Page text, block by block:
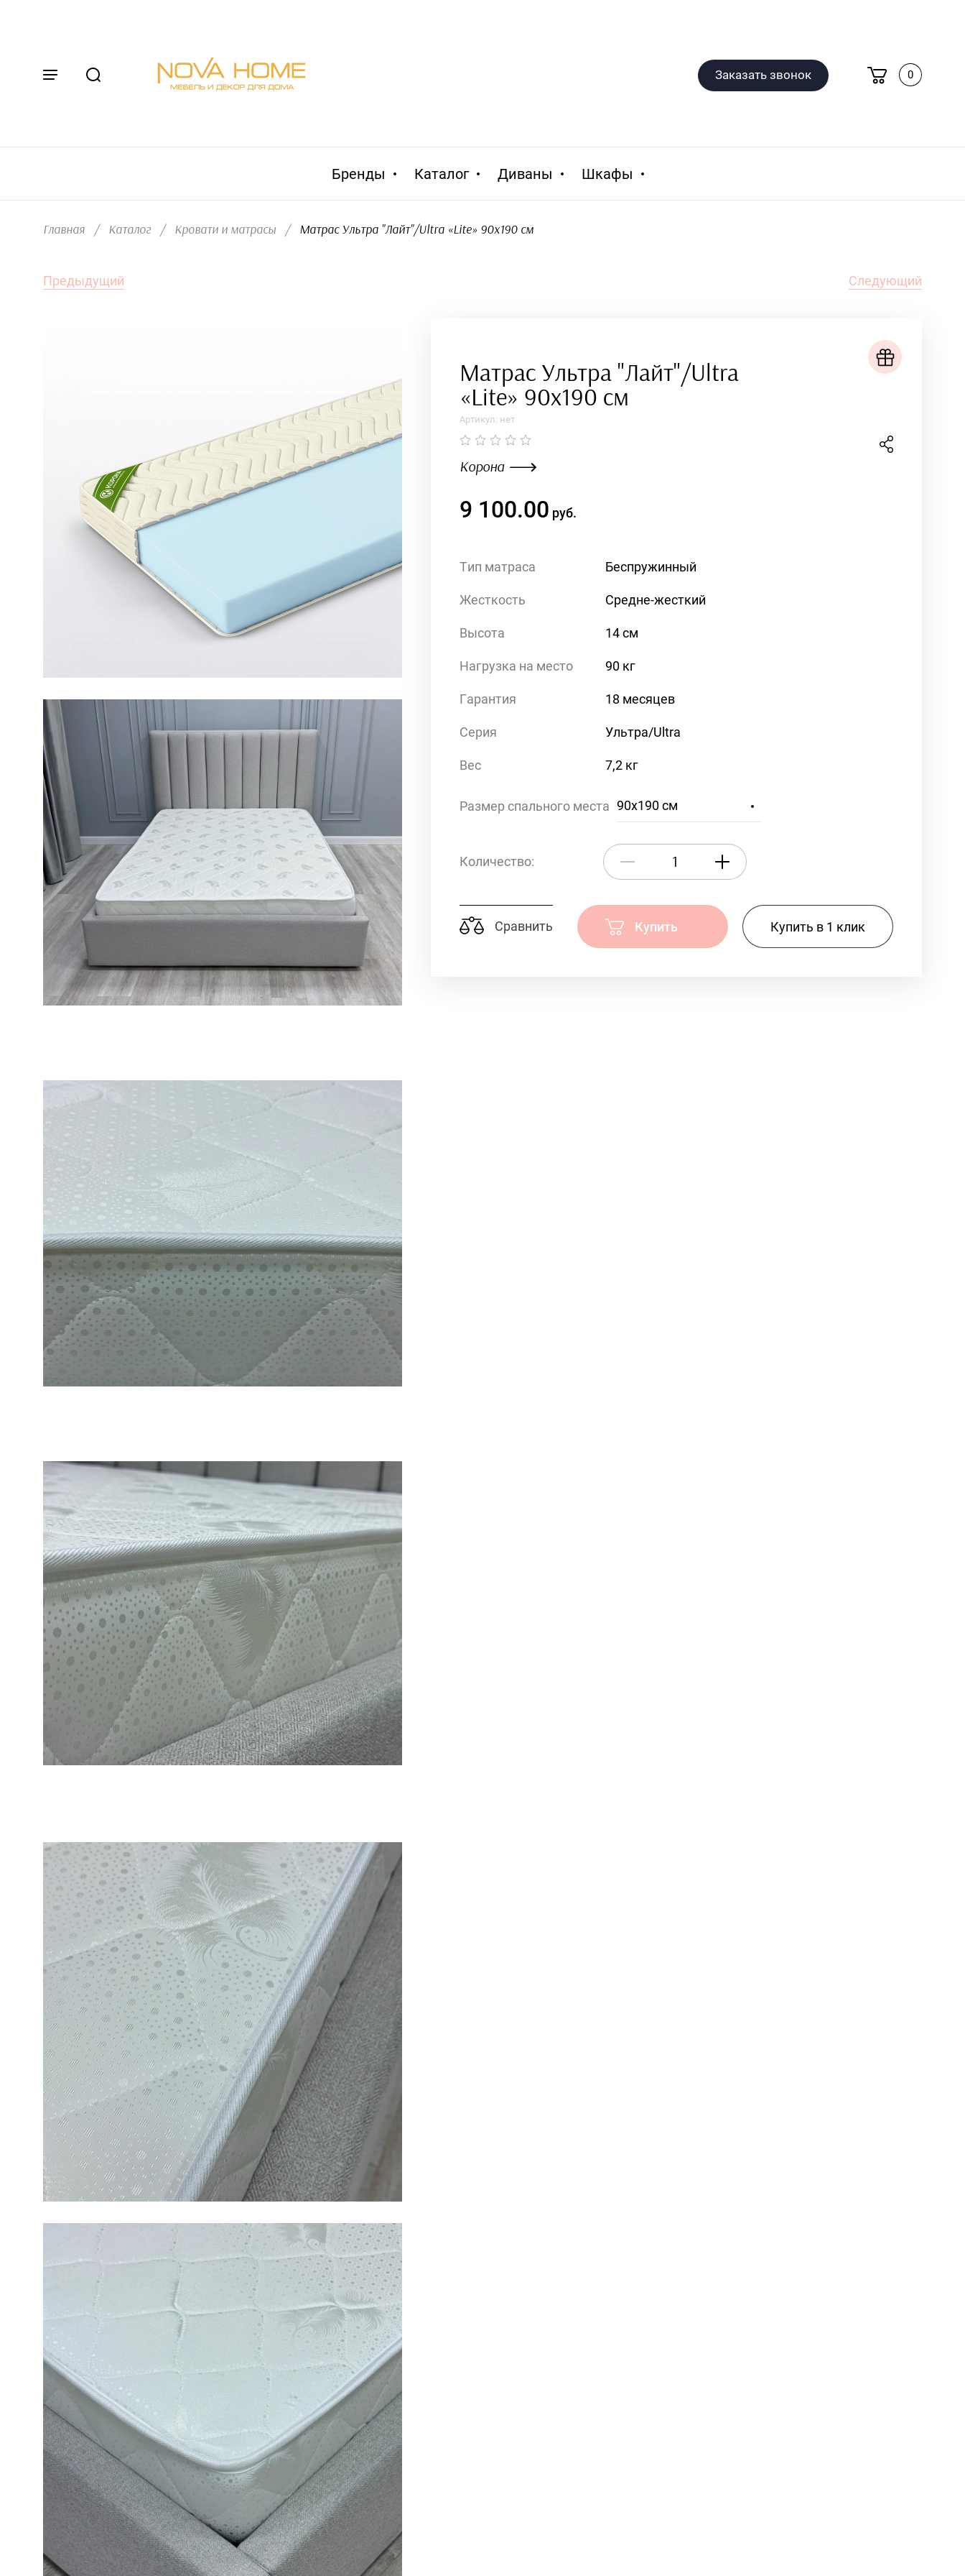
0
Заказать звонок
Бренды Каталог Диваны Шкафы
Главная / Каталог / Кровати и матрасы /
  Матрас Ультра "Лайт"/Ultra «Lite» 90x190 см
Предыдущий Следующий
Матрас Ультра "Лайт"/Ultra
«Lite» 90x190 см
Артикул: нет
Корона
9 100.00 руб.
Тип матраса Беспружинный
Жесткость Средне-жесткий
Высота 14 см
Нагрузка на место 90 кг
Гарантия 18 месяцев
Серия Ультра/Ultra
Вес 7,2 кг
Размер спального места 90x190 см
Количество:
Сравнить Купить Купить в 1 клик